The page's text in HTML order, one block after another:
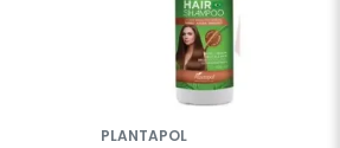
PLANTAPOL